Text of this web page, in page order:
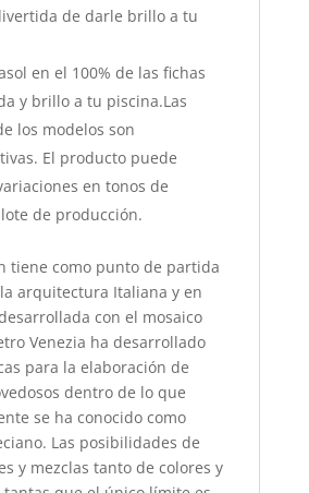
de darle brillo a tu
en el 100% de las fichas
y brillo a tu piscina.Las
los modelos son
El producto puede
en tonos de
de producción.
tiene como punto de partida
arquitectura Italiana y en
con el mosaico
Venezia ha desarrollado
para la elaboración de
dentro de lo que
se ha conocido como
Las posibilidades de
y mezclas tanto de colores y